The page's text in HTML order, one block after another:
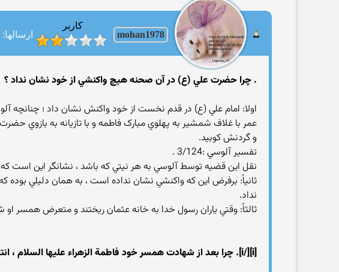
mohan1978
کاربر
ارسالها: 2554
. چرا حضرت علي (ع) در آن صحنه هيچ واكنشي از خود نشان نداد ؟
اولا: امام علي (ع) در قدم نخست از خود واكنش نشان داد ؛ چنانچه
عمر با غلاف شمشير به پهلوي مبارک فاطمه و با تازيانه به بازوي
و گردنش کوبيد.
تفسير آلوسي :3/124 .
نقل اين قضيه توسط آلوسي به هر نيتي كه باشد ، نشانگر اين است
ثانياً: برفرض اين كه واكنشي نشان نداده است ، به همان دليلي
نداد.
ثالثاً: وقتي ياران رسول خدا به خانه عثمان ريختند و متعرض همسر
[i][/i]. چرا بعد از شهادت همسر خود فاطمة الزهراء عليها السلام ، انتقام او را نگرفت يا به فكر انتقام نبود ؟